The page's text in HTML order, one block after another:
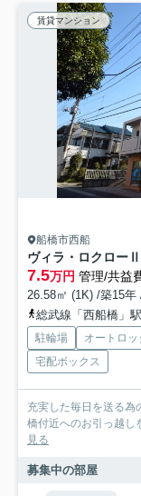
賃貸マンション
船橋市西船
ヴィラ・ロクローⅡ
7.5万円 管理/共益
26.58㎡ (1K) /築15年
総武線「西船橋」
駐輪場 オートロッ
宅配ボックス
充実した毎日を送る為
橋付近へのお引っ越し
見る
募集中の部屋